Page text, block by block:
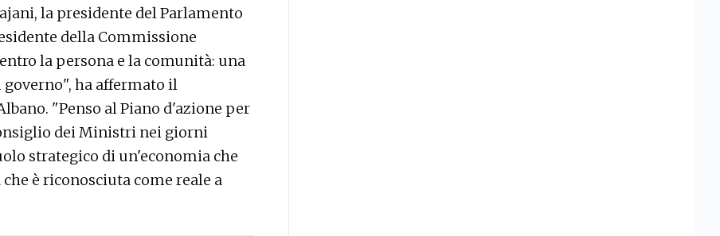
la presidente del Parlamento
della Commissione
la persona e la comunità: una
ha affermato il
"Penso al Piano d'azione per
dei Ministri nei giorni
strategico di un'economia che
è riconosciuta come reale a